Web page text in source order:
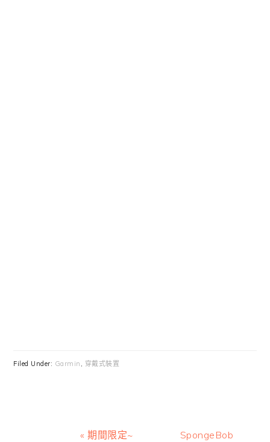
Filed Under: Garmin , 穿戴式裝置
Previous
« 期間限定~
Next
SpongeBob